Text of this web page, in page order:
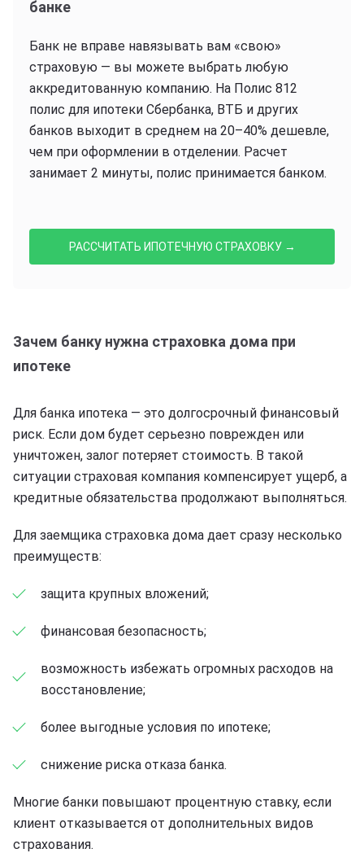
банке
Банк не вправе навязывать вам «свою»
страховую — вы можете выбрать любую
аккредитованную компанию. На Полис 812
полис для ипотеки Сбербанка, ВТБ и других
банков выходит в среднем на 20–40% дешевле,
чем при оформлении в отделении. Расчет
занимает 2 минуты, полис принимается банком.
РАССЧИТАТЬ ИПОТЕЧНУЮ СТРАХОВКУ →
Зачем банку нужна страховка дома при
ипотеке
Для банка ипотека — это долгосрочный финансовый
риск. Если дом будет серьезно поврежден или
уничтожен, залог потеряет стоимость. В такой
ситуации страховая компания компенсирует ущерб, а
кредитные обязательства продолжают выполняться.
Для заемщика страховка дома дает сразу несколько
преимуществ:
защита крупных вложений;
финансовая безопасность;
возможность избежать огромных расходов на
восстановление;
более выгодные условия по ипотеке;
снижение риска отказа банка.
Многие банки повышают процентную ставку, если
клиент отказывается от дополнительных видов
страхования.